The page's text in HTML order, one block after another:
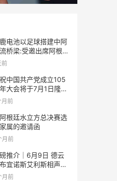
电池以足球搭建中阿
桥梁:受邀出席阿根廷
赞助商招待会！
前
中国共产党成立105
大会将于7月1日隆重
月前
根廷水立方总决赛选
属的邀请函
月前
推介｜6月9日 德云
宜诺斯艾利斯相声专
国风曲艺邂逅南美风
月前